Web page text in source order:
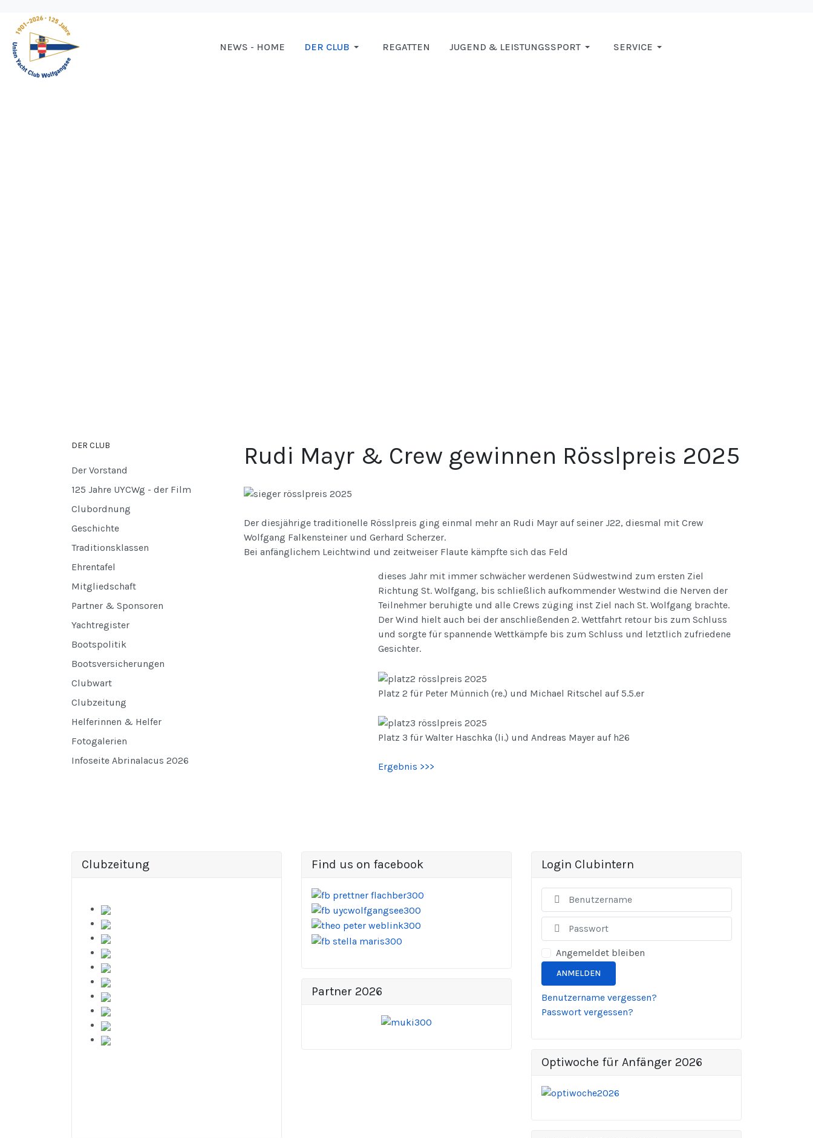
NEWS - HOME DER CLUB REGATTEN JUGEND & LEISTUNGSSPORT SERVICE
Rudi Mayr & Crew gewinnen Rösslpreis 2025
Der diesjährige traditionelle Rösslpreis ging einmal mehr an Rudi Mayr auf seiner J22, diesmal mit Crew
Wolfgang Falkensteiner und Gerhard Scherzer.
Bei anfänglichem Leichtwind und zeitweiser Flaute kämpfte sich das Feld
dieses Jahr mit immer schwächer werdenen Südwestwind zum ersten Ziel
Richtung St. Wolfgang, bis schließlich aufkommender Westwind die Nerven der
Teilnehmer beruhigte und alle Crews züging inst Ziel nach St. Wolfgang brachte.
Der Wind hielt auch bei der anschließenden 2. Wettfahrt retour bis zum Schluss
und sorgte für spannende Wettkämpfe bis zum Schluss und letztlich zufriedene
Gesichter.
Platz 2 für Peter Münnich (re.) und Michael Ritschel auf 5.5.er
Platz 3 für Walter Haschka (li.) und Andreas Mayer auf h26
Ergebnis >>>
DER CLUB
Der Vorstand
125 Jahre UYCWg - der Film
Clubordnung
Geschichte
Traditionsklassen
Ehrentafel
Mitgliedschaft
Partner & Sponsoren
Yachtregister
Bootspolitik
Bootsversicherungen
Clubwart
Clubzeitung
Helferinnen & Helfer
Fotogalerien
Infoseite Abrinalacus 2026
Clubzeitung Find us on facebook
Partner 2026
Login Clubintern
Angemeldet bleiben
ANMELDEN
Benutzername vergessen?
Passwort vergessen?
Optiwoche für Anfänger 2026